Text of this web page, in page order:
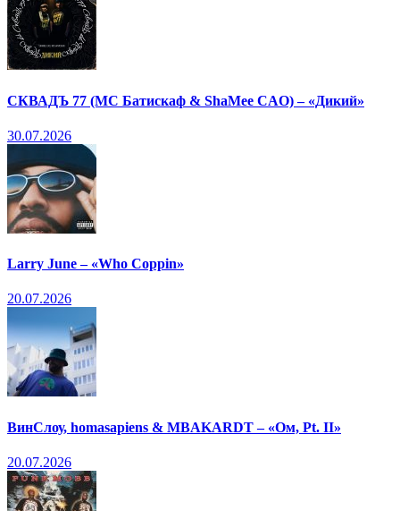
СКВАДЪ 77 (МС Батискаф & ShaMee CAO) – «Дикий»
30.07.2026
Larry June – «Who Coppin»
20.07.2026
ВинСлоу, homasapiens & MBAKARDT – «Ом, Pt. II»
20.07.2026